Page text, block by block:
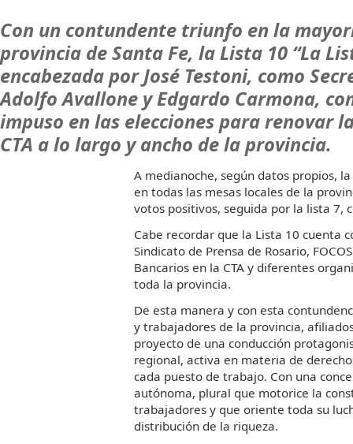
Con un contundente triunfo en la
provincia de Santa Fe, la Lista 10 “La
encabezada por José Testoni, como
Adolfo Avallone y Edgardo Carmona,
impuso en las elecciones para renovar
CTA a lo largo y ancho de la provincia.
A medianoche, según datos propios, la
en todas las mesas locales de la
votos positivos, seguida por la lista 7,
Cabe recordar que la Lista 10 cuenta
Sindicato de Prensa de Rosario,
Bancarios en la CTA y diferentes
toda la provincia.
De esta manera y con esta
y trabajadores de la provincia,
proyecto de una conducción
regional, activa en materia de
cada puesto de trabajo. Con una
autónoma, plural que motorice la
trabajadores y que oriente toda su
distribución de la riqueza.